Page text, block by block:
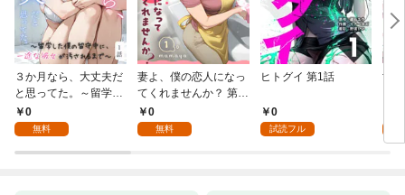
３か月なら、大丈夫だ
と思ってた。～留学し
た僕の留守中に、一途
な彼女が汚されるまで
0
無料
妻よ、僕の恋人になっ
てくれませんか？ 第1
話0
無料
ヒトグイ 第1話
0
試読フル
世